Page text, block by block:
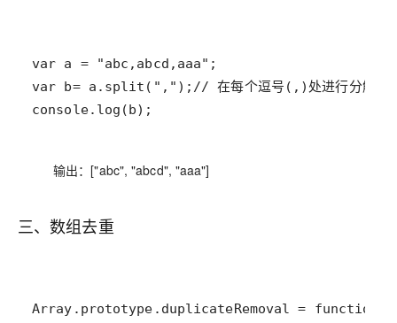
console.log(b);
输出：["abc", "abcd", "aaa"]
三、数组去重